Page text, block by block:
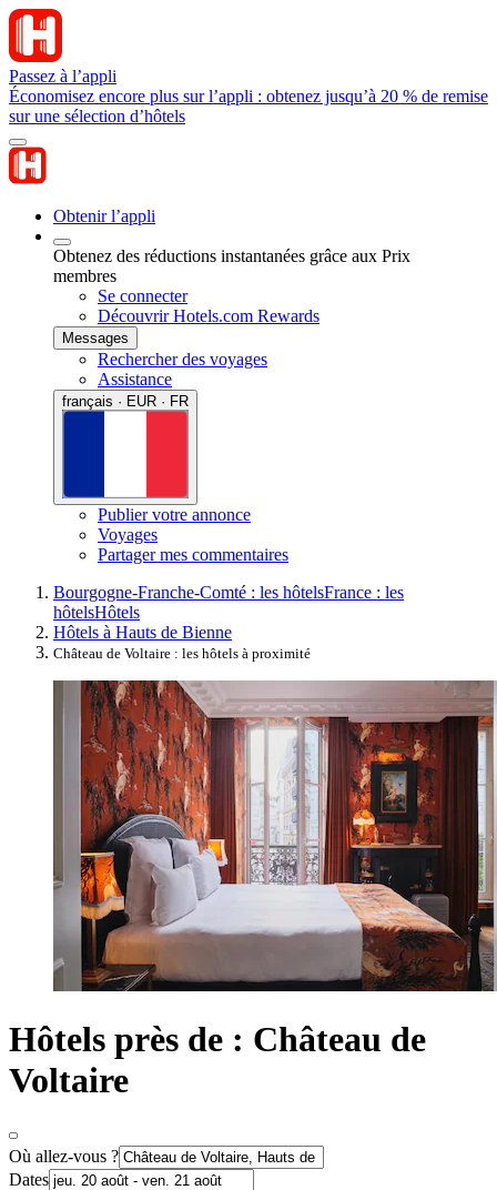
Passez à l’appli
Économisez encore plus sur l’appli : obtenez jusqu’à 20 % de remise
sur une sélection d’hôtels
Obtenir l’appli
Obtenez des réductions instantanées grâce aux Prix
membres
Se connecter
Découvrir Hotels.com Rewards
Messages
Rechercher des voyages
Assistance
français · EUR · FR
Publier votre annonce
Voyages
Partager mes commentaires
Bourgogne-Franche-Comté : les hôtelsFrance : les
hôtelsHôtels
Hôtels à Hauts de Bienne
Château de Voltaire : les hôtels à proximité
Hôtels près de : Château de
Voltaire
Où allez-vous ?
Dates